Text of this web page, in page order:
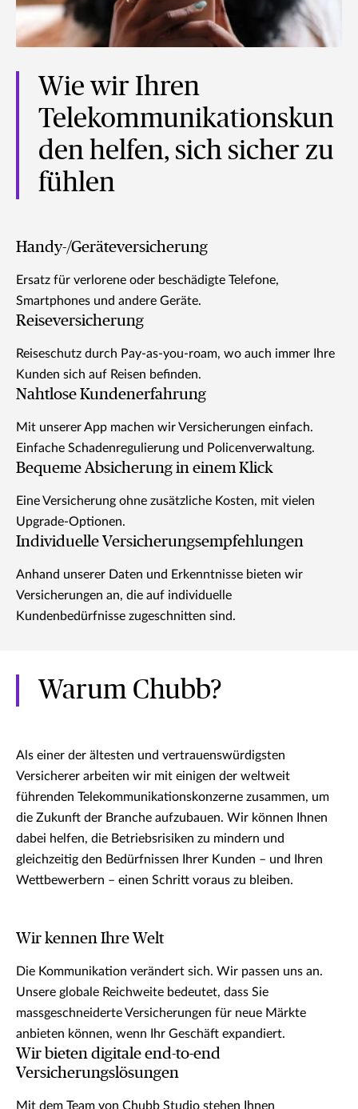
Wie wir Ihren
Telekommunikationskun
den helfen, sich sicher zu
fühlen
Handy-/Geräteversicherung
Ersatz für verlorene oder beschädigte Telefone,
Smartphones und andere Geräte.
Reiseversicherung
Reiseschutz durch Pay-as-you-roam, wo auch immer Ihre
Kunden sich auf Reisen befinden.
Nahtlose Kundenerfahrung
Mit unserer App machen wir Versicherungen einfach.
Einfache Schadenregulierung und Policenverwaltung.
Bequeme Absicherung in einem Klick
Eine Versicherung ohne zusätzliche Kosten, mit vielen
Upgrade-Optionen.
Individuelle Versicherungsempfehlungen
Anhand unserer Daten und Erkenntnisse bieten wir
Versicherungen an, die auf individuelle
Kundenbedürfnisse zugeschnitten sind.
Warum Chubb?
Als einer der ältesten und vertrauenswürdigsten
Versicherer arbeiten wir mit einigen der weltweit
führenden Telekommunikationskonzerne zusammen, um
die Zukunft der Branche aufzubauen. Wir können Ihnen
dabei helfen, die Betriebsrisiken zu mindern und
gleichzeitig den Bedürfnissen Ihrer Kunden – und Ihren
Wettbewerbern – einen Schritt voraus zu bleiben.
Wir kennen Ihre Welt
Die Kommunikation verändert sich. Wir passen uns an.
Unsere globale Reichweite bedeutet, dass Sie
massgeschneiderte Versicherungen für neue Märkte
anbieten können, wenn Ihr Geschäft expandiert.
Wir bieten digitale end-to-end
Versicherungslösungen
Mit dem Team von Chubb Studio stehen Ihnen